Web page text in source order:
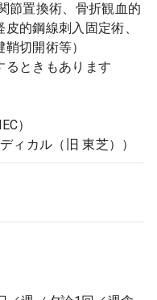
節置換術、⾻折観⾎的
的鋼線刺⼊固定術、
切開術等）
るときもあります
）
ィカル（旧 東芝））